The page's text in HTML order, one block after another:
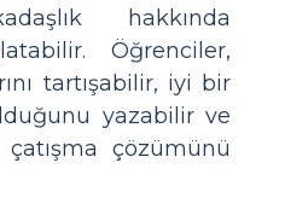
hakkında
Öğrenciler,
tartışabilir, iyi bir
yazabilir ve
çözümünü